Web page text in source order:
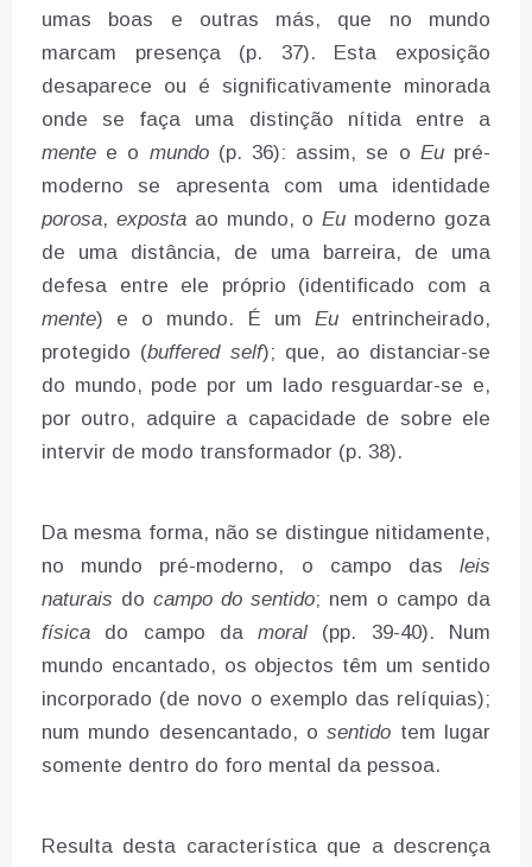
umas boas e outras más, que no mundo
marcam presença (p. 37). Esta exposição
desaparece ou é significativamente minorada
onde se faça uma distinção nítida entre a
mente e o mundo(p. 36): assim, se o Eupré-
moderno se apresenta com uma identidade
porosa, exposta ao mundo, oEu moderno goza
de uma distância, de uma barreira, de uma
defesa entre ele próprio (identificado com a
mente) e o mundo. É um Eu entrincheirado,
protegido (buffered self); que, ao distanciar-se
do mundo, pode por um lado resguardar-se e,
por outro, adquire a capacidade de sobre ele
intervir de modo transformador (p. 38).
Da mesma forma, não se distingue nitidamente,
no mundo pré-moderno, o campo das leis
naturais do campo do sentido; nem o campo da
física do campo damoral (pp. 39-40). Num
mundo encantado, os objectos têm um sentido
incorporado (de novo o exemplo das relíquias);
num mundo desencantado, osentido tem lugar
somente dentro do foro mental da pessoa.
Resulta desta característica que a descrença